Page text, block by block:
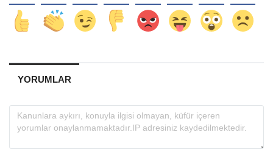
YORUMLAR